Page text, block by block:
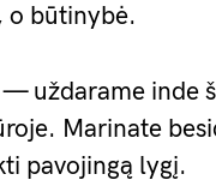
o būtinybė.
uždarame inde
Marinate
pavojingą lygį.